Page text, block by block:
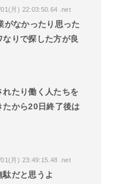
01(月) 22:03:50.64 .net
がなかったり思った
りで探した方が良
たり働く人たちを
たから20日終了後は
01(月) 23:49:15.48 .net
だと思うよ